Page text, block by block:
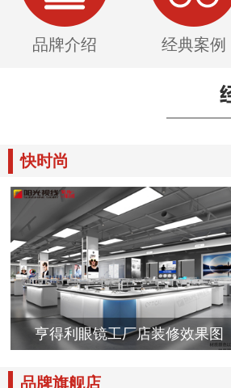
品牌介绍 经典案例
快时尚
亨得利眼镜工厂店装修效果图
品牌旗舰店